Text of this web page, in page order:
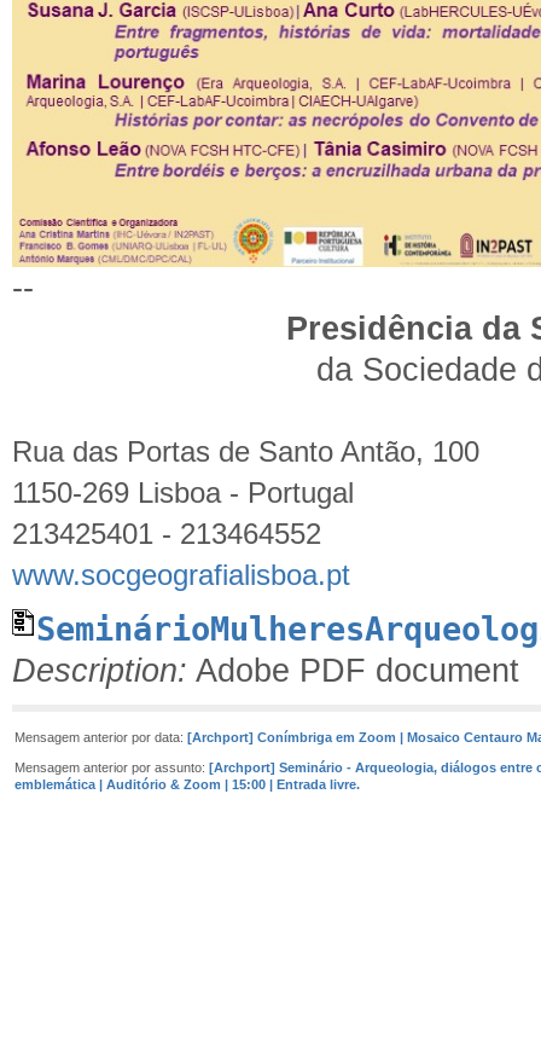
--
Presidência da
da Sociedade
Rua das Portas de Santo Antão, 100
1150-269 Lisboa - Portugal
213425401 - 213464552
www.socgeografialisboa.pt
Description: Adobe PDF document
Mensagem anterior por data: [Archport] Conímbriga em Zoom | Mosaico Centauro
Mensagem anterior por assunto: [Archport] Seminário - Arqueologia, diálogos entre
emblemática | Auditório & Zoom | 15:00 | Entrada livre.